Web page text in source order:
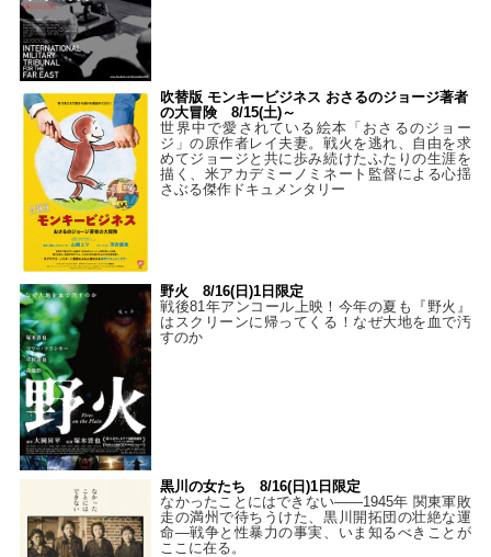
吹替版 モンキービジネス おさるのジョージ著者
の大冒険 8/15(土)～
世界中で愛されている絵本「おさるのジョー
ジ」の原作者レイ夫妻。戦火を逃れ、自由を求
めてジョージと共に歩み続けたふたりの生涯を
描く、米アカデミーノミネート監督による心揺
さぶる傑作ドキュメンタリー
野火 8/16(日)1日限定
戦後81年アンコール上映！今年の夏も『野火』
はスクリーンに帰ってくる！なぜ大地を血で汚
すのか
黒川の女たち 8/16(日)1日限定
なかったことにはできない——1945年 関東軍敗
走の満州で待ちうけた、黒川開拓団の壮絶な運
命―戦争と性暴力の事実、いま知るべきことが
ここに在る。